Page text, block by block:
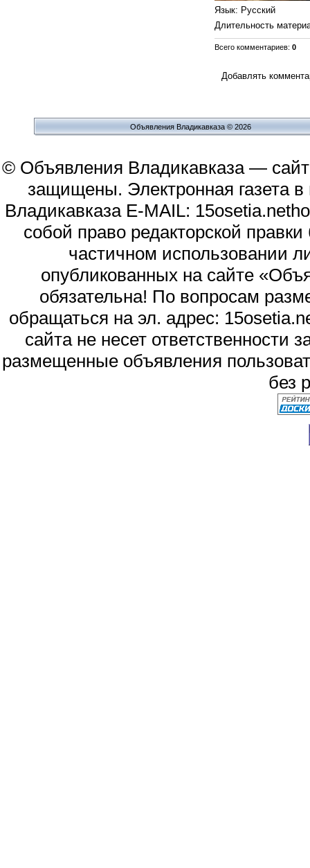
Язык: Русский
Длительность
Всего комментариев: 0
Добавлять
Объявления Владикавказа © 2026
© Объявления Владикавказа —
защищены. Электронная газета
Владикавказа E-MAIL:
собой право редакторской
частичном использовании
опубликованных на сайте
обязательна! По вопросам
обращаться на эл. адрес:
сайта не несет
размещенные объявления
без